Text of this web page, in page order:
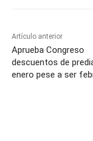
Artículo anterior
Aprueba Congreso
descuentos de
enero pese a ser